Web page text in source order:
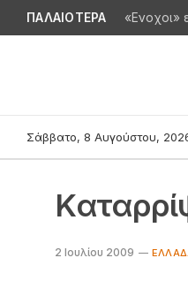
ΠΑΛΑΙΟΤΕΡΑ «Ενοχοι»
Σάββατο, 8 Αυγούστου,
2 Ιουλίου 2009